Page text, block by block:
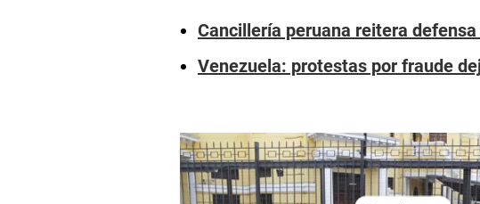
Cancillería peruana reitera
Venezuela: protestas por fraude